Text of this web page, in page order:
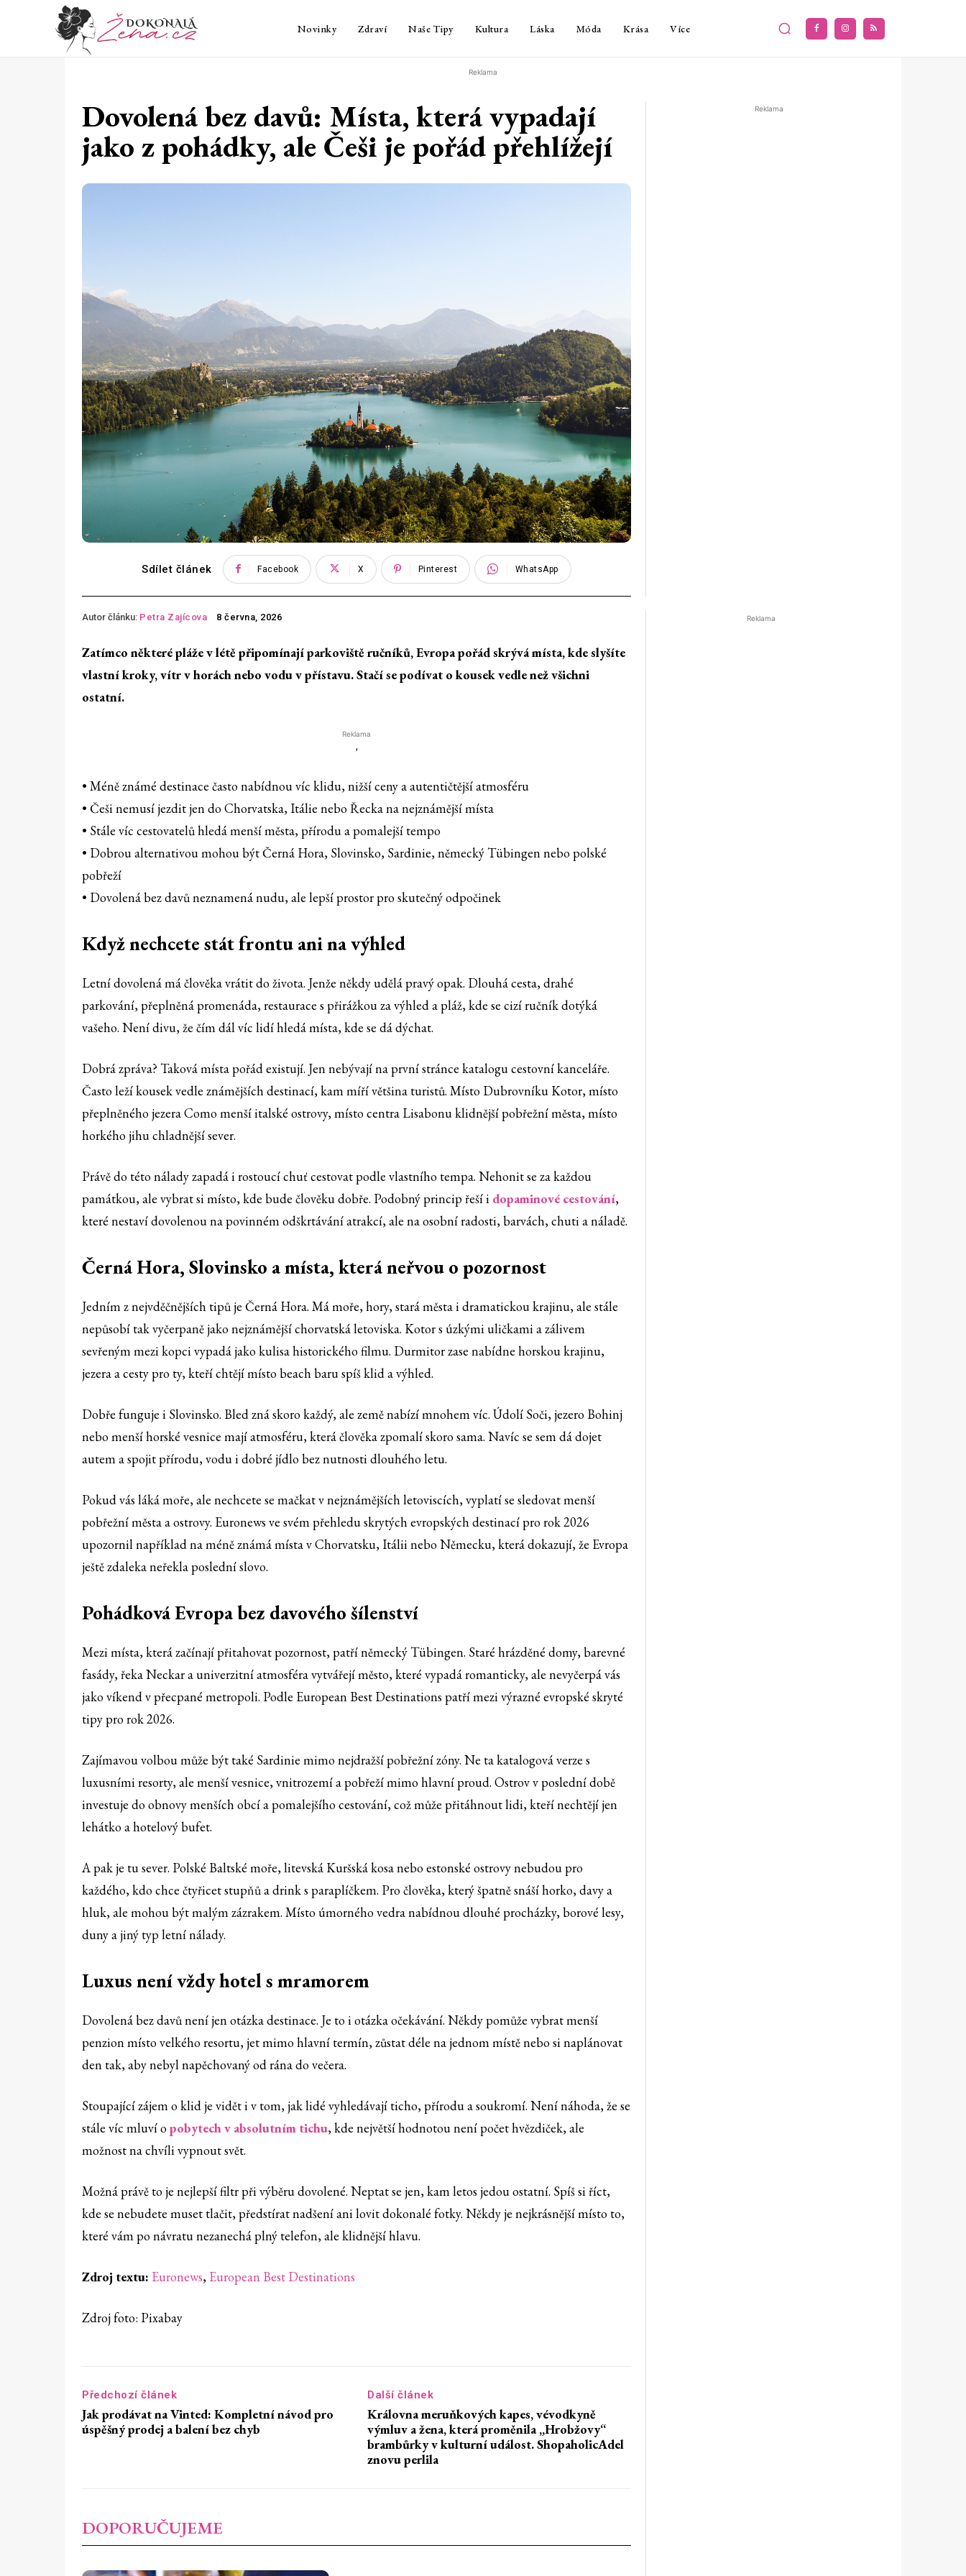
Novinky Zdraví Naše Tipy Kultura Láska Móda Krása Více
Reklama
Dovolená bez davů: Místa, která vypadají
jako z pohádky, ale Češi je pořád přehlížejí
Sdílet článek Facebook X Pinterest WhatsApp
Reklama
Autor článku: Petra Zajícova 8 června, 2026
Zatímco některé pláže v létě připomínají parkoviště ručníků, Evropa pořád skrývá místa, kde slyšíte
vlastní kroky, vítr v horách nebo vodu v přístavu. Stačí se podívat o kousek vedle než všichni
ostatní.
Reklama
'
• Méně známé destinace často nabídnou víc klidu, nižší ceny a autentičtější atmosféru
• Češi nemusí jezdit jen do Chorvatska, Itálie nebo Řecka na nejznámější místa
• Stále víc cestovatelů hledá menší města, přírodu a pomalejší tempo
• Dobrou alternativou mohou být Černá Hora, Slovinsko, Sardinie, německý Tübingen nebo polské
pobřeží
• Dovolená bez davů neznamená nudu, ale lepší prostor pro skutečný odpočinek
Když nechcete stát frontu ani na výhled
Letní dovolená má člověka vrátit do života. Jenže někdy udělá pravý opak. Dlouhá cesta, drahé
parkování, přeplněná promenáda, restaurace s přirážkou za výhled a pláž, kde se cizí ručník dotýká
vašeho. Není divu, že čím dál víc lidí hledá místa, kde se dá dýchat.
Dobrá zpráva? Taková místa pořád existují. Jen nebývají na první stránce katalogu cestovní kanceláře.
Často leží kousek vedle známějších destinací, kam míří většina turistů. Místo Dubrovníku Kotor, místo
přeplněného jezera Como menší italské ostrovy, místo centra Lisabonu klidnější pobřežní města, místo
horkého jihu chladnější sever.
Právě do této nálady zapadá i rostoucí chuť cestovat podle vlastního tempa. Nehonit se za každou
památkou, ale vybrat si místo, kde bude člověku dobře. Podobný princip řeší i dopaminové cestování,
které nestaví dovolenou na povinném odškrtávání atrakcí, ale na osobní radosti, barvách, chuti a náladě.
Černá Hora, Slovinsko a místa, která neřvou o pozornost
Jedním z nejvděčnějších tipů je Černá Hora. Má moře, hory, stará města i dramatickou krajinu, ale stále
nepůsobí tak vyčerpaně jako nejznámější chorvatská letoviska. Kotor s úzkými uličkami a zálivem
sevřeným mezi kopci vypadá jako kulisa historického filmu. Durmitor zase nabídne horskou krajinu,
jezera a cesty pro ty, kteří chtějí místo beach baru spíš klid a výhled.
Dobře funguje i Slovinsko. Bled zná skoro každý, ale země nabízí mnohem víc. Údolí Soči, jezero Bohinj
nebo menší horské vesnice mají atmosféru, která člověka zpomalí skoro sama. Navíc se sem dá dojet
autem a spojit přírodu, vodu i dobré jídlo bez nutnosti dlouhého letu.
Pokud vás láká moře, ale nechcete se mačkat v nejznámějších letoviscích, vyplatí se sledovat menší
pobřežní města a ostrovy. Euronews ve svém přehledu skrytých evropských destinací pro rok 2026
upozornil například na méně známá místa v Chorvatsku, Itálii nebo Německu, která dokazují, že Evropa
ještě zdaleka neřekla poslední slovo.
Pohádková Evropa bez davového šílenství
Mezi místa, která začínají přitahovat pozornost, patří německý Tübingen. Staré hrázděné domy, barevné
fasády, řeka Neckar a univerzitní atmosféra vytvářejí město, které vypadá romanticky, ale nevyčerpá vás
jako víkend v přecpané metropoli. Podle European Best Destinations patří mezi výrazné evropské skryté
tipy pro rok 2026.
Zajímavou volbou může být také Sardinie mimo nejdražší pobřežní zóny. Ne ta katalogová verze s
luxusními resorty, ale menší vesnice, vnitrozemí a pobřeží mimo hlavní proud. Ostrov v poslední době
investuje do obnovy menších obcí a pomalejšího cestování, což může přitáhnout lidi, kteří nechtějí jen
lehátko a hotelový bufet.
A pak je tu sever. Polské Baltské moře, litevská Kuršská kosa nebo estonské ostrovy nebudou pro
každého, kdo chce čtyřicet stupňů a drink s paraplíčkem. Pro člověka, který špatně snáší horko, davy a
hluk, ale mohou být malým zázrakem. Místo úmorného vedra nabídnou dlouhé procházky, borové lesy,
duny a jiný typ letní nálady.
Luxus není vždy hotel s mramorem
Dovolená bez davů není jen otázka destinace. Je to i otázka očekávání. Někdy pomůže vybrat menší
penzion místo velkého resortu, jet mimo hlavní termín, zůstat déle na jednom místě nebo si naplánovat
den tak, aby nebyl napěchovaný od rána do večera.
Stoupající zájem o klid je vidět i v tom, jak lidé vyhledávají ticho, přírodu a soukromí. Není náhoda, že se
stále víc mluví opobytech v absolutním tichu, kde největší hodnotou není počet hvězdiček, ale
možnost na chvíli vypnout svět.
Možná právě to je nejlepší filtr při výběru dovolené. Neptat se jen, kam letos jedou ostatní. Spíš si říct,
kde se nebudete muset tlačit, předstírat nadšení ani lovit dokonalé fotky. Někdy je nejkrásnější místo to,
které vám po návratu nezanechá plný telefon, ale klidnější hlavu.
Zdroj textu: Euronews, European Best Destinations
Zdroj foto: Pixabay
Předchozí článek
Jak prodávat na Vinted: Kompletní návod pro
úspěšný prodej a balení bez chyb
Další článek
Královna meruňkových kapes, vévodkyně
výmluv a žena, která proměnila „Hrobžovy“
brambůrky v kulturní událost. ShopaholicAdel
znovu perlila
DOPORUČUJEME
Reklama